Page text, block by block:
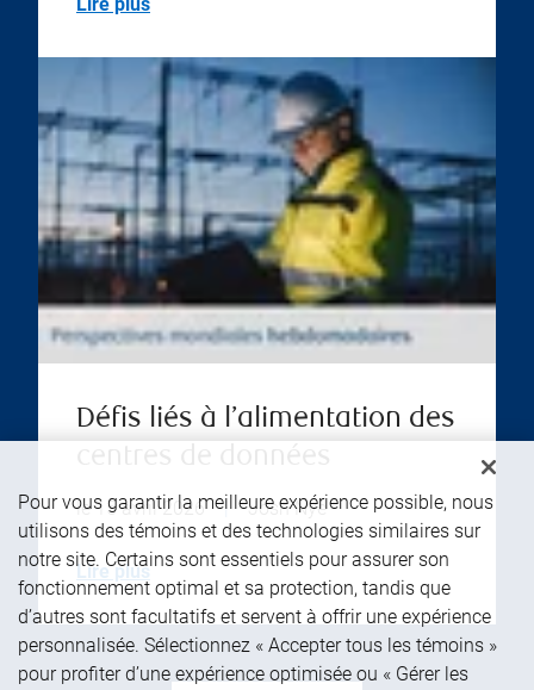
Défis liés à l’alimentation des
le 15 avril 2026 | Josh Nye
Lire plus
Pour vous garantir la meilleure expérience possible, nous
utilisons des témoins et des technologies similaires sur
notre site. Certains sont essentiels pour assurer son
fonctionnement optimal et sa protection, tandis que
d’autres sont facultatifs et servent à offrir une expérience
personnalisée. Sélectionnez « Accepter tous les témoins »
pour profiter d’une expérience optimisée ou « Gérer les